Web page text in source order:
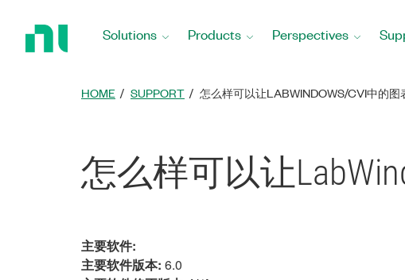
Solutions Products Perspectives
HOME SUPPORT 怎么样可以让LABWINDOWS/CVI中的图
怎么样可以让
主要软件:
主要软件版本: 6.0